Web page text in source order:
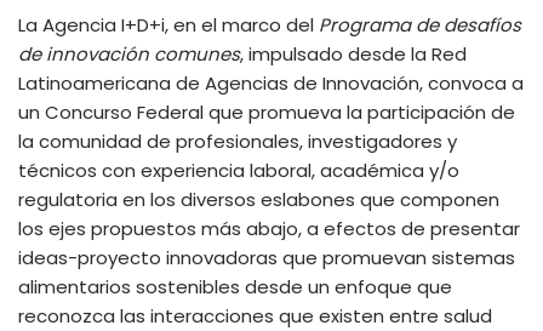
La Agencia I+D+i, en el marco del Programa de desafíos
de innovación comunes, impulsado desde la Red
Latinoamericana de Agencias de Innovación, convoca a
un Concurso Federal que promueva la participación de
la comunidad de profesionales, investigadores y
técnicos con experiencia laboral, académica y/o
regulatoria en los diversos eslabones que componen
los ejes propuestos más abajo, a efectos de presentar
ideas-proyecto innovadoras que promuevan sistemas
alimentarios sostenibles desde un enfoque que
reconozca las interacciones que existen entre salud